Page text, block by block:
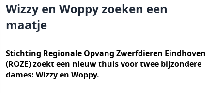
Wizzy en Woppy zoeken een
maatje
Stichting Regionale Opvang Zwerfdieren Eindhoven
(ROZE) zoekt een nieuw thuis voor twee bijzondere
dames: Wizzy en Woppy.